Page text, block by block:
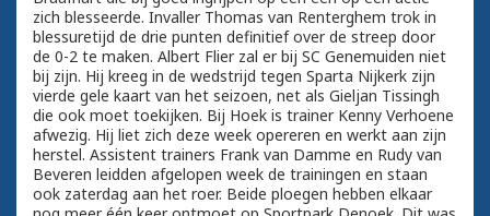
zich blesseerde. Invaller Thomas van Renterghem trok in
blessuretijd de drie punten definitief over de streep door
de 0-2 te maken. Albert Flier zal er bij SC Genemuiden niet
bij zijn. Hij kreeg in de wedstrijd tegen Sparta Nijkerk zijn
vierde gele kaart van het seizoen, net als Gieljan Tissingh
die ook moet toekijken. Bij Hoek is trainer Kenny Verhoene
afwezig. Hij liet zich deze week opereren en werkt aan zijn
herstel. Assistent trainers Frank van Damme en Rudy van
Beveren leidden afgelopen week de trainingen en staan
ook zaterdag aan het roer. Beide ploegen hebben elkaar